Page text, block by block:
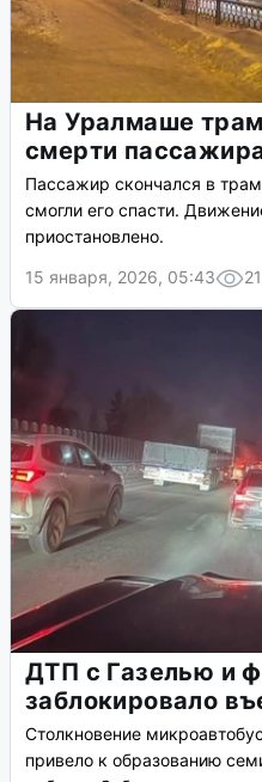
На Уралмаше
смерти
Пассажир скончался в
смогли его спасти.
приостановлено.
15 января, 2026, 05:43
21
ДТП с Газелью и
заблокировало
Столкновение
привело к образованию